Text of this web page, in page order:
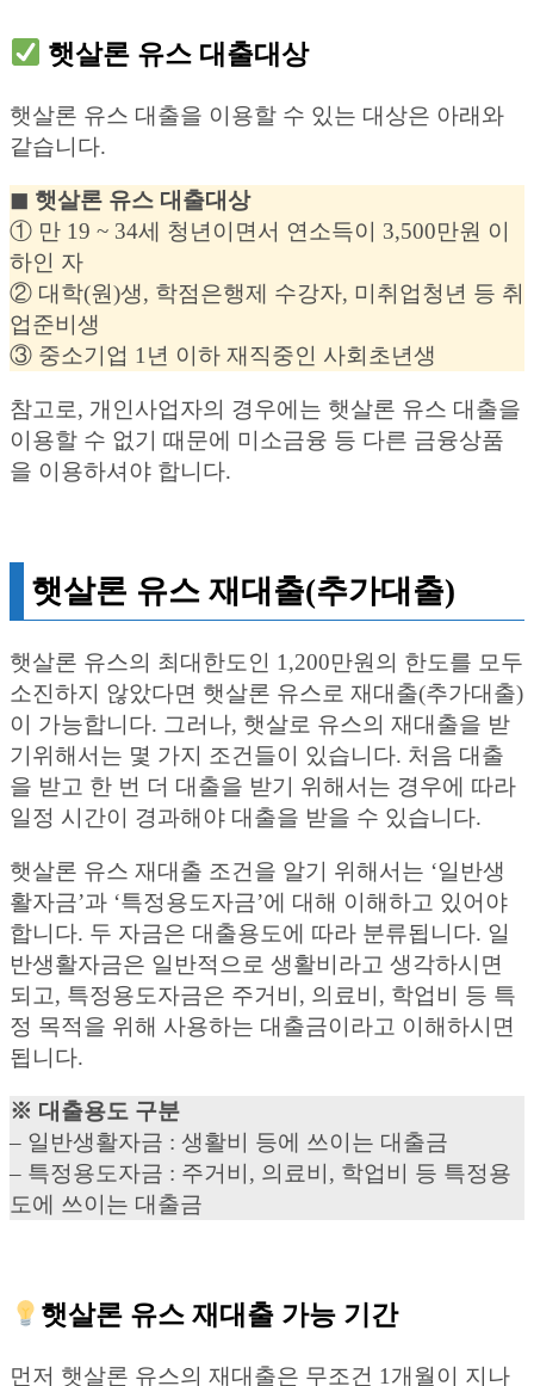
햇살론 유스 대출대상
햇살론 유스 대출을 이용할 수 있는 대상은 아래와
같습니다.
◼︎ 햇살론 유스 대출대상
① 만 19 ~ 34세 청년이면서 연소득이 3,500만원 이
하인 자
② 대학(원)생, 학점은행제 수강자, 미취업청년 등 취
업준비생
③ 중소기업 1년 이하 재직중인 사회초년생
참고로, 개인사업자의 경우에는 햇살론 유스 대출을
이용할 수 없기 때문에 미소금융 등 다른 금융상품
을 이용하셔야 합니다.
햇살론 유스 재대출(추가대출)
햇살론 유스의 최대한도인 1,200만원의 한도를 모두
소진하지 않았다면 햇살론 유스로 재대출(추가대출)
이 가능합니다. 그러나, 햇살로 유스의 재대출을 받
기위해서는 몇 가지 조건들이 있습니다. 처음 대출
을 받고 한 번 더 대출을 받기 위해서는 경우에 따라
일정 시간이 경과해야 대출을 받을 수 있습니다.
햇살론 유스 재대출 조건을 알기 위해서는 ‘일반생
활자금’과 ‘특정용도자금’에 대해 이해하고 있어야
합니다. 두 자금은 대출용도에 따라 분류됩니다. 일
반생활자금은 일반적으로 생활비라고 생각하시면
되고, 특정용도자금은 주거비, 의료비, 학업비 등 특
정 목적을 위해 사용하는 대출금이라고 이해하시면
됩니다.
※ 대출용도 구분
– 일반생활자금 : 생활비 등에 쓰이는 대출금
– 특정용도자금 : 주거비, 의료비, 학업비 등 특정용
도에 쓰이는 대출금
햇살론 유스 재대출 가능 기간
먼저 햇살론 유스의 재대출은 무조건 1개월이 지나